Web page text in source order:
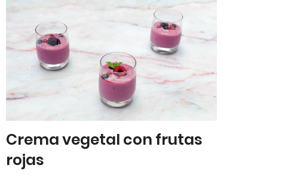
Crema vegetal con frutas
rojas